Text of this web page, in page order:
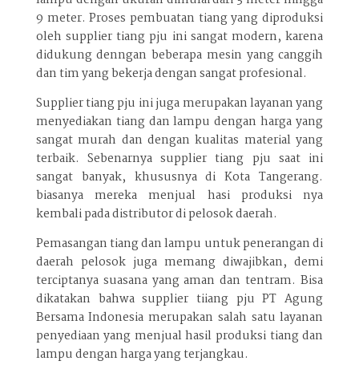
9 meter. Proses pembuatan tiang yang diproduksi
oleh supplier tiang pju ini sangat modern, karena
didukung denngan beberapa mesin yang canggih
dan tim yang bekerja dengan sangat profesional.
Supplier tiang pju ini juga merupakan layanan yang
menyediakan tiang dan lampu dengan harga yang
sangat murah dan dengan kualitas material yang
terbaik. Sebenarnya supplier tiang pju saat ini
sangat banyak, khususnya di Kota Tangerang.
biasanya mereka menjual hasi produksi nya
kembali pada distributor di pelosok daerah.
Pemasangan tiang dan lampu untuk penerangan di
daerah pelosok juga memang diwajibkan, demi
terciptanya suasana yang aman dan tentram. Bisa
dikatakan bahwa supplier tiiang pju PT Agung
Bersama Indonesia merupakan salah satu layanan
penyediaan yang menjual hasil produksi tiang dan
lampu dengan harga yang terjangkau.